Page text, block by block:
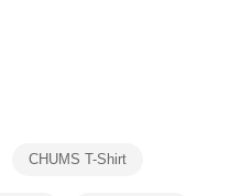
簡訊中的連結，可透過四大超商／
方視為交易完成。
之結帳頁面顯示為準，若有關於
關疑問，請聯繫「AFTEE先享後付
support/home
運費
CHUMS T-Shirt